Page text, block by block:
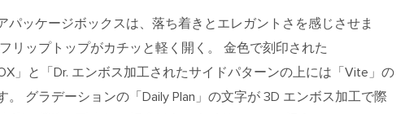
パッケージボックスは、落ち着きとエレガントさを感じさせま
リップトップがカチッと軽く開く。 金色で刻印された
」と「Dr. エンボス加工されたサイドパターンの上には「Vite」の
。 グラデーションの「Daily Plan」の文字が 3D エンボス加工で際